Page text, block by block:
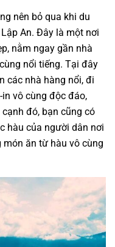
nên bỏ qua khi du
An. Đây là một nơi
nằm ngay gần nhà
nổi tiếng. Tại đây
các nhà hàng nổi, đi
vô cùng độc đáo,
đó, bạn cũng có
hàu của người dân nơi
ăn từ hàu vô cùng